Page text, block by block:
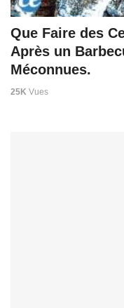
Que Faire des
Après un
Méconnues.
25K Vues